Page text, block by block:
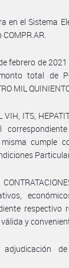
en el Sistema
febrero de
total de
MIL
VIH, ITS,
cumple
respectivo
y